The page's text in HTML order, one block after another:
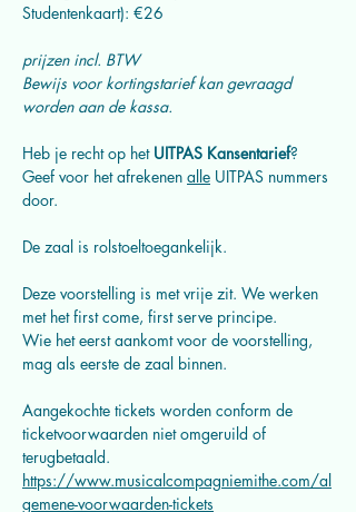
Studentenkaart): €26
prijzen incl. BTW
Bewijs voor kortingstarief kan gevraagd
worden aan de kassa.
Heb je recht op het UITPAS Kansentarief?
Geef voor het afrekenen alle UITPAS nummers
door.
De zaal is rolstoeltoegankelijk.
Deze voorstelling is met vrije zit. We werken
met het first come, first serve principe.
Wie het eerst aankomt voor de voorstelling,
mag als eerste de zaal binnen.
Aangekochte tickets worden conform de
ticketvoorwaarden niet omgeruild of
terugbetaald.
https://www.musicalcompagniemithe.com/al
gemene-voorwaarden-tickets